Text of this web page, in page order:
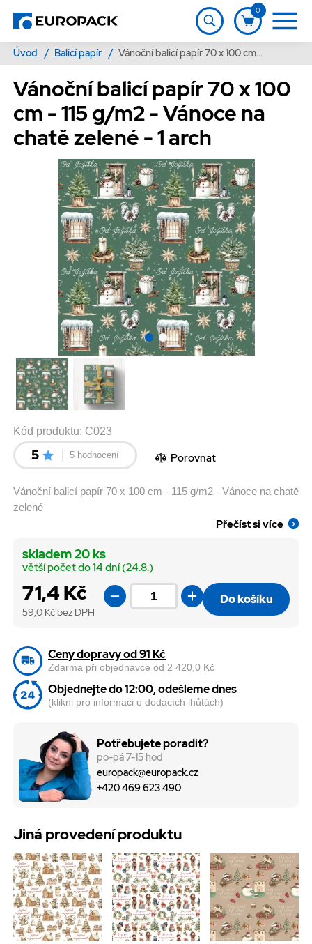
0
Úvod / Balicí papír / Vánoční balicí papír 70 x 100 cm - 115 g/m2 - Vánoce na chatě zelené - 1 arch
Vánoční balicí papír 70 x 100
cm - 115 g/m2 - Vánoce na
chatě zelené - 1 arch
Kód produktu: C023
5 5 hodnocení Porovnat
Vánoční balicí papír 70 x 100 cm - 115 g/m2 - Vánoce na chatě
zelené
Přečíst si více
71,4 Kč
59,0 Kč bez DPH
skladem 20 ks
větší počet do 14 dní (24.8.)
Do košíku
Ceny dopravy od 91 Kč
Zdarma při objednávce od 2 420,0 Kč
Objednejte do 12:00, odešleme dnes
(klikni pro informaci o dodacích lhůtách)
Potřebujete poradit?
po-pá 7-15 hod
europack@europack.cz
+420 469 623 490
Jiná provedení produktu